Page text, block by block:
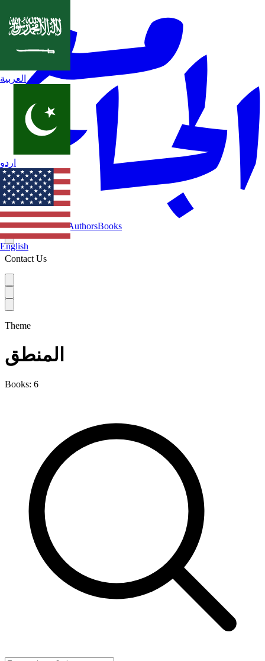
HomeCategoriesAuthorsBooks
Contact Us
العربية
اردو
English
Theme
المنطق
Books: 6